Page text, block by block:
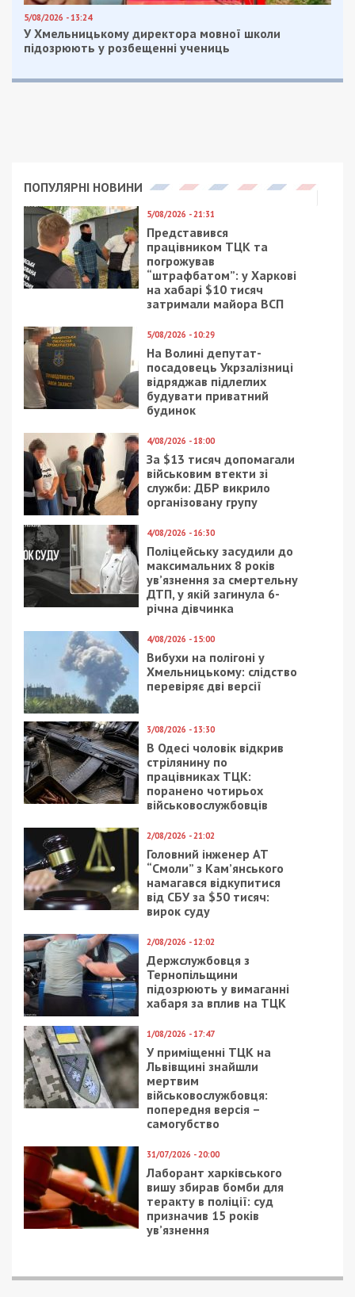
обстріл
Рекламні блоки дають нам змогу
отримувати найсвіжіші новини під ними.
Приєднатися
Читайте також
Пов’язаний із Красновим (Габібуллаєвим)
депутат, засуджений за злочини проти
дітей, помічений на волі: люди
вимагають від правоохоронців негайних
пояснень
Стерненко звинуватив громадянина рф
Куршутова в інформаційних атаках
ГРОШІ
1/07/2026 - 20:19
Пропонувала ціни
вище ринкових: у Києві
директорка фірми
ошукала аграріїв на 5
мільйонів гривень
25/09/2019 - 14:10
В Днепре
отремонтируют
11/10/2018 - 10:49
ДнепрОГА потратит
168 миллионов на
реконструкцию
больницы
2/09/2020 - 17:08
Получить кредит в